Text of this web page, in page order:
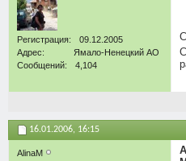
Регистрация
09.12.2005
Адрес
Ямало-Ненецкий АО
Сообщений
4,104
16.01.2006, 16:15
AlinaM